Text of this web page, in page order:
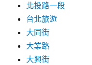
北投路一段
台北旅遊
大同街
大業路
大興街